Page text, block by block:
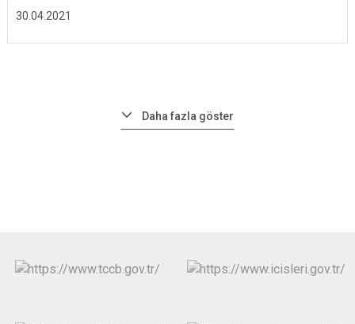
30.04.2021
Daha fazla göster